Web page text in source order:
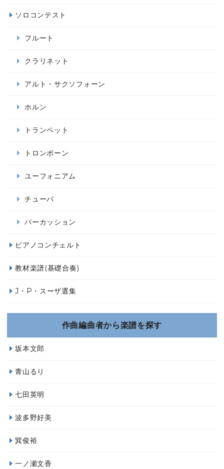
ソロコンテスト
フルート
クラリネット
アルト・サクソフォーン
ホルン
トランペット
トロンボーン
ユーフォニアム
チューバ
パーカッション
ピアノコンチェルト
教材楽譜(基礎合奏)
J・P・スーザ選集
作曲編曲者から楽譜を探す
坂本文郎
青山るり
七田英明
波多野好美
巽俊裕
一ノ瀬文香